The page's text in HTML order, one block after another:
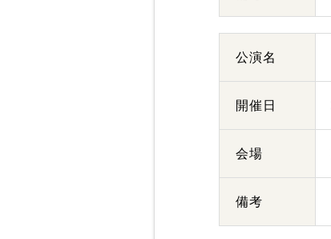
公演名
開催日
会場
備考